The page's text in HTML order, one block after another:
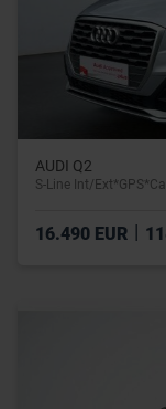
AUDI Q2
S-Line Int/
16.490 EUR